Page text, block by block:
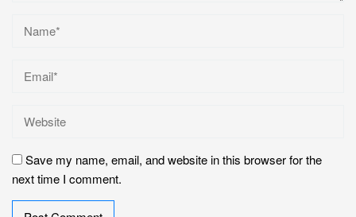
Save my name, email, and website in this browser for the
next time I comment.